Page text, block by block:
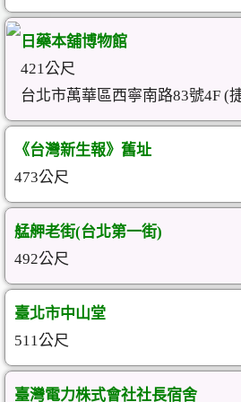
日藥本舖博物館
421公尺
台北市萬華區西寧南路83號4F (
《台灣新生報》舊址
473公尺
艋舺老街(台北第一街)
492公尺
臺北市中山堂
511公尺
臺灣電力株式會社社長宿舍